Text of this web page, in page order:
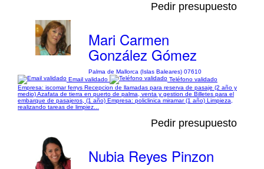
Pedir presupuesto
Mari Carmen
González Gómez
Palma de Mallorca (Islas Baleares) 07610
Email validado
Teléfono validado
Empresa: iscomar ferrys Recepcion de llamadas para reserva de pasaje (2 año y
medio) Azafata de tierra en puerto de palma, venta y gestion de Billetes para el
embarque de pasajeros, (1 año) Empresa: policlinica miramar (1 año) Limpieza,
realizando tareas de limpiez...
Pedir presupuesto
Nubia Reyes Pinzon